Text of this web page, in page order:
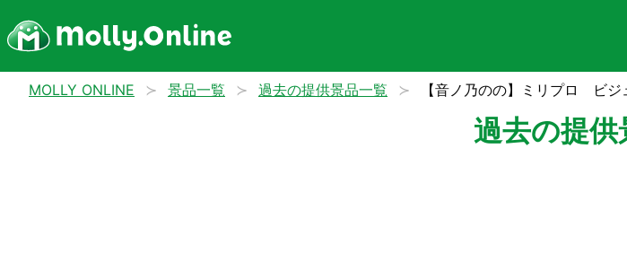
MOLLY ONLINE 景品一覧 過去の提供景品一覧 【音ノ乃のの】ミリプロ ビジ
過去の提供